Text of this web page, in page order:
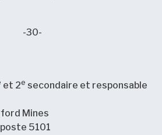
-30-
et 2e secondaire et responsable
Mines
5101